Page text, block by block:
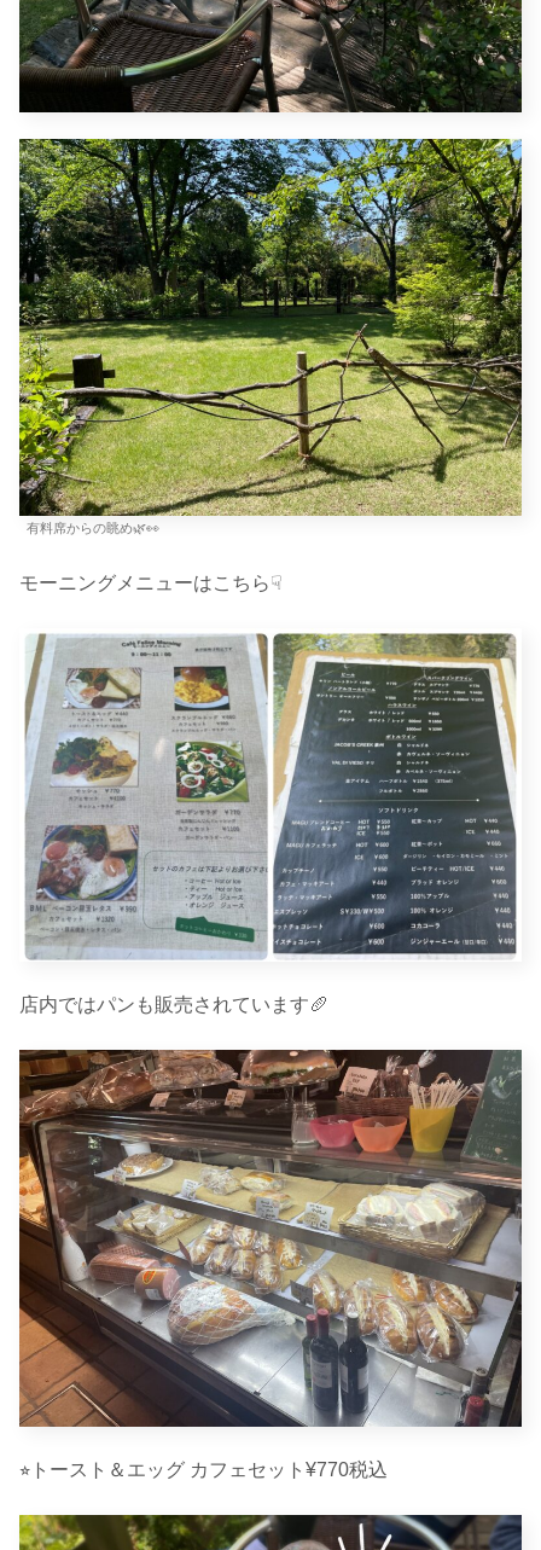
有料席からの眺め🌿👀
モーニングメニューはこちら☟
店内ではパンも販売されています🥖
⭐︎トースト＆エッグ カフェセット¥770税込